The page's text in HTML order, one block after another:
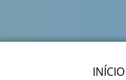
INÍCIO